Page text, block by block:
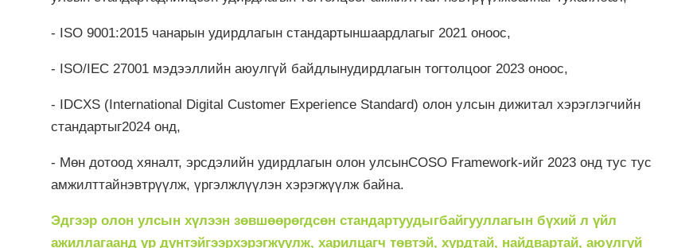
- ISO 9001:2015 чанарын удирдлагын стандартыншаардлагыг 2021 оноос,
- ISO/IEC 27001 мэдээллийн аюулгүй байдлынудирдлагын тогтолцоог 2023 оноос,
- IDCXS (International Digital Customer Experience Standard) олон улсын дижитал хэрэглэгчийн
стандартыг2024 онд,
- Мөн дотоод хяналт, эрсдэлийн удирдлагын олон улсынCOSO Framework-ийг 2023 онд тус тус
амжилттайнэвтрүүлж, үргэлжлүүлэн хэрэгжүүлж байна.
Эдгээр олон улсын хүлээн зөвшөөрөгдсөн стандартуудыгбайгууллагын бүхий л үйл
ажиллагаанд үр дүнтэйгээрхэрэгжүүлж, харилцагч төвтэй, хурдтай, найдвартай, аюулгүй